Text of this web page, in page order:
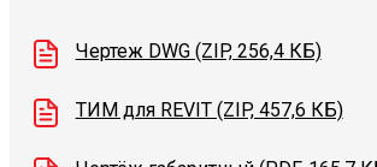
Чертеж DWG (ZIP, 256,4 КБ)
ТИМ для REVIT (ZIP, 457,6 КБ)